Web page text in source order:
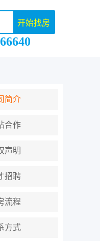
开始找房
简介
合作
声明
招聘
流程
方式